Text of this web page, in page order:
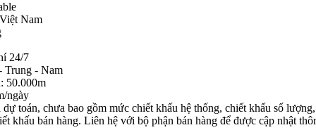
Nam
24/7
Trung - Nam
50.000m
ngày
toán, chưa bao gồm mức chiết khấu hệ thống, chiết khấu số
khấu bán hàng. Liên hệ với bộ phận bán hàng để được cập nhật